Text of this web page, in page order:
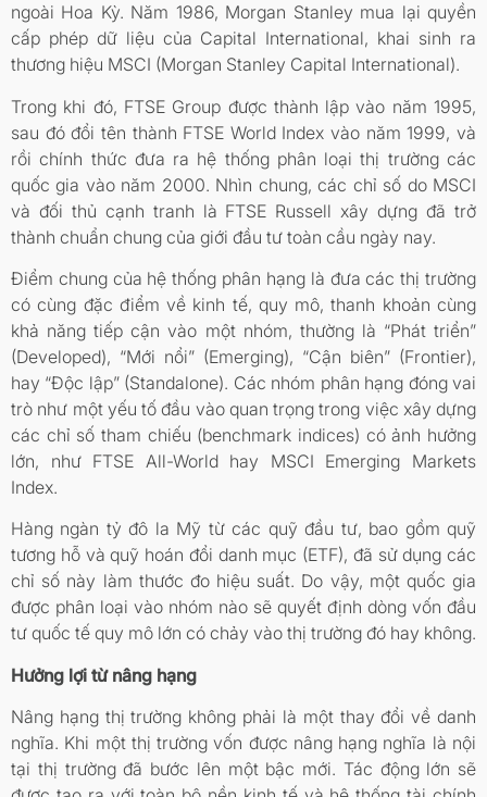
ngoài Hoa Kỳ. Năm 1986, Morgan Stanley mua lại quyền
cấp phép dữ liệu của Capital International, khai sinh ra
thương hiệu MSCI (Morgan Stanley Capital International).
Trong khi đó, FTSE Group được thành lập vào năm 1995,
sau đó đổi tên thành FTSE World Index vào năm 1999, và
rồi chính thức đưa ra hệ thống phân loại thị trường các
quốc gia vào năm 2000. Nhìn chung, các chỉ số do MSCI
và đối thủ cạnh tranh là FTSE Russell xây dựng đã trở
thành chuẩn chung của giới đầu tư toàn cầu ngày nay.
Điểm chung của hệ thống phân hạng là đưa các thị trường
có cùng đặc điểm về kinh tế, quy mô, thanh khoản cùng
khả năng tiếp cận vào một nhóm, thường là “Phát triển”
(Developed), “Mới nổi” (Emerging), “Cận biên” (Frontier),
hay “Độc lập” (Standalone). Các nhóm phân hạng đóng vai
trò như một yếu tố đầu vào quan trọng trong việc xây dựng
các chỉ số tham chiếu (benchmark indices) có ảnh hưởng
lớn, như FTSE All-World hay MSCI Emerging Markets
Index.
Hàng ngàn tỷ đô la Mỹ từ các quỹ đầu tư, bao gồm quỹ
tương hỗ và quỹ hoán đổi danh mục (ETF), đã sử dụng các
chỉ số này làm thước đo hiệu suất. Do vậy, một quốc gia
được phân loại vào nhóm nào sẽ quyết định dòng vốn đầu
tư quốc tế quy mô lớn có chảy vào thị trường đó hay không.
Hưởng lợi từ nâng hạng
Nâng hạng thị trường không phải là một thay đổi về danh
nghĩa. Khi một thị trường vốn được nâng hạng nghĩa là nội
tại thị trường đã bước lên một bậc mới. Tác động lớn sẽ